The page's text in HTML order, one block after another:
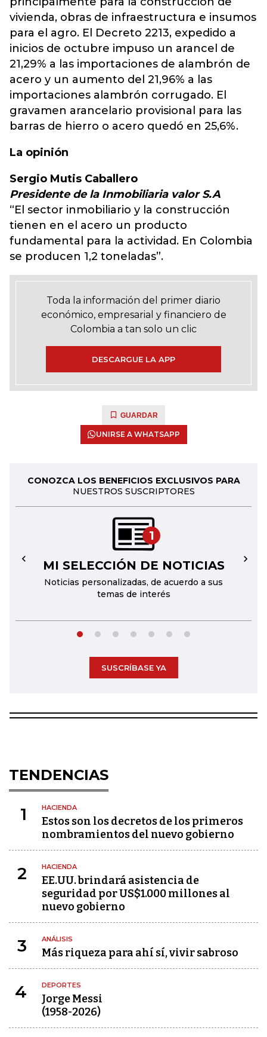
vivienda, obras de infraestructura e insumos
para el agro. El Decreto 2213, expedido a
inicios de octubre impuso un arancel de
21,29% a las importaciones de alambrón de
acero y un aumento del 21,96% a las
importaciones alambrón corrugado. El
gravamen arancelario provisional para las
barras de hierro o acero quedó en 25,6%.
La opinión
Sergio Mutis Caballero
Presidente de la Inmobiliaria valor S.A
“El sector inmobiliario y la construcción
tienen en el acero un producto
fundamental para la actividad. En Colombia
se producen 1,2 toneladas”.
Toda la información del primer diario
económico, empresarial y financiero de
Colombia a tan solo un clic
DESCARGUE LA APP
GUARDAR
UNIRSE A WHATSAPP
CONOZCA LOS BENEFICIOS EXCLUSIVOS PARA
NUESTROS SUSCRIPTORES
1
MI SELECCIÓN DE NOTICIAS
Noticias personalizadas, de acuerdo a sus
temas de interés
← →
SUSCRÍBASE YA
TENDENCIAS
1 HACIENDA
Estos son los decretos de los primeros
nombramientos del nuevo gobierno
2 HACIENDA
EE.UU. brindará asistencia de
seguridad por US$1.000 millones al
nuevo gobierno
3 ANÁLISIS
Más riqueza para ahí sí, vivir sabroso
4 DEPORTES
Jorge Messi
(1958-2026)